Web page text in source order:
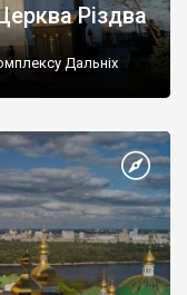
Різдва
Дальніх